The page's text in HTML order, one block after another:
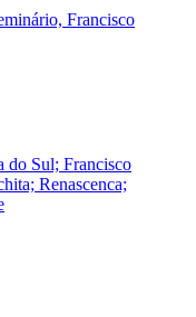
Francisco
do Sul; Francisco
Renascenca;